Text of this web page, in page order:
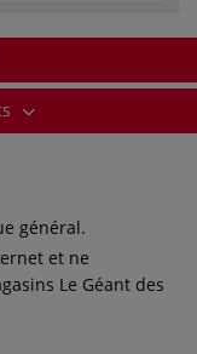
général.
et ne
Le Géant des